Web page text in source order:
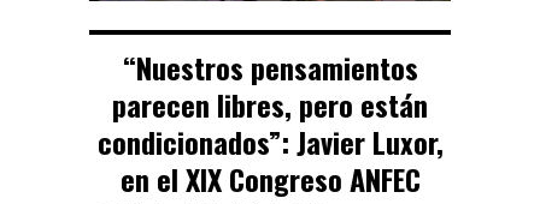
“Nuestros pensamientos
parecen libres, pero están
condicionados”: Javier Luxor,
en el XIX Congreso ANFEC